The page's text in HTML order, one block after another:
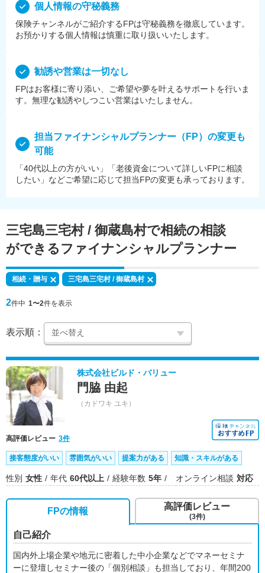
個⼈情報の守秘義務
保険チャンネルがご紹介するFPは守秘義務を徹底しています。
お預かりする個⼈情報は慎重に取り扱いいたします。
勧誘や営業は⼀切なし
FPはお客様に寄り添い、ご希望や夢を叶えるサポートを⾏いま
す。無理な勧誘やしつこい営業はいたしません。
担当ファイナンシャルプランナー（FP）の変更も
可能
「40代以上の方がいい」「老後資金について詳しいFPに相談
したい」などご希望に応じて担当FPの変更も承っております。
三宅島三宅村 / 御蔵島村で相続の相談
ができる ファイナンシャルプランナー
相続・贈与 三宅島三宅村 / 御蔵島村
2件中 1〜2件を表示
表示順：
株式会社ビルド・バリュー
門脇 由起
（カドワキ ユキ）
高評価レビュー 3件
接客態度がいい 雰囲気がいい 提案力がある 知識・スキルがある
性別 女性 年代 60代以上 経験年数 5年 オンライン相談 対応
FPの情報
自己紹介
国内外上場企業や地元に密着した中小企業などでマネーセミナ
ーに登壇しセミナー後の「個別相談」も担当しており、年間200
高評価レビュー
(3件)